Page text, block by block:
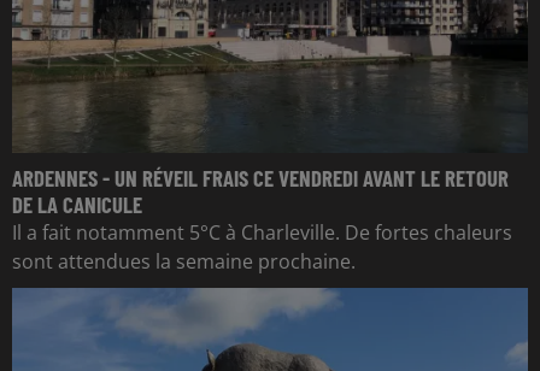
ARDENNES - UN RÉVEIL FRAIS CE VENDREDI AVANT LE RETOUR
DE LA CANICULE
Il a fait notamment 5°C à Charleville. De fortes chaleurs
sont attendues la semaine prochaine.